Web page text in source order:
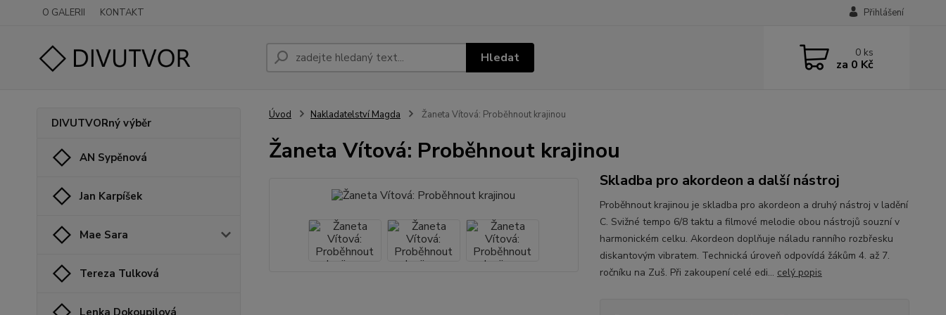
O GALERII KONTAKT Přihlášení
Hledat 0 ks
za 0 Kč
DIVUTVORný výběr
AN Sypěnová
Jan Karpíšek
Mae Sara
Tereza Tulková
Lenka Dokoupilová
Úvod Nakladatelství Magda Žaneta Vítová: Proběhnout krajinou
Žaneta Vítová: Proběhnout krajinou
Skladba pro akordeon a další nástroj
Proběhnout krajinou je skladba pro akordeon a druhý nástroj v ladění
C. Svižné tempo 6/8 taktu a filmové melodie obou nástrojů souzní v
harmonickém celku. Akordeon doplňuje náladu ranního rozbřesku
diskantovým vibratem. Technická úroveň odpovídá žákům 4. až 7.
ročníku na Zuš. Při zakoupení celé edi... celý popis